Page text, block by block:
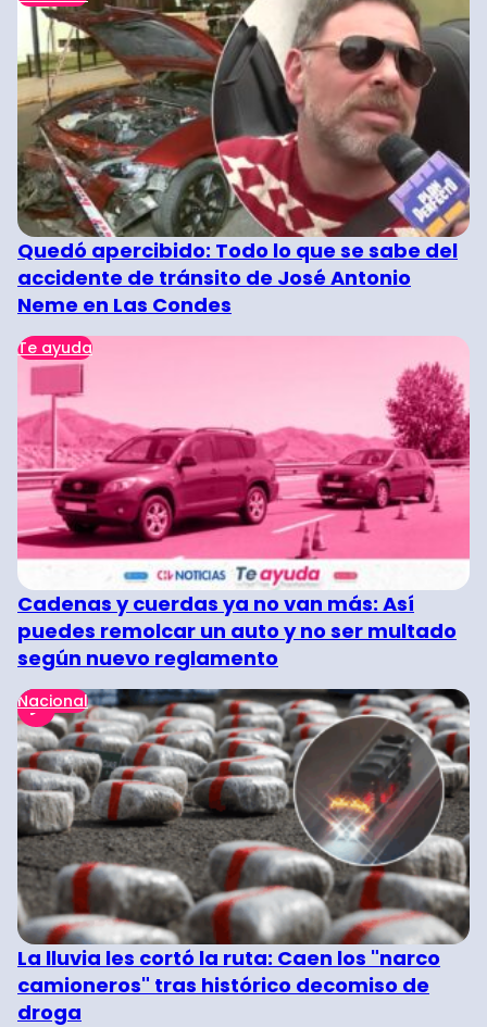
Quedó apercibido: Todo lo que se sabe del
accidente de tránsito de José Antonio
Neme en Las Condes
Te ayuda
Cadenas y cuerdas ya no van más: Así
puedes remolcar un auto y no ser multado
según nuevo reglamento
Nacional
La lluvia les cortó la ruta: Caen los "narco
camioneros" tras histórico decomiso de
droga